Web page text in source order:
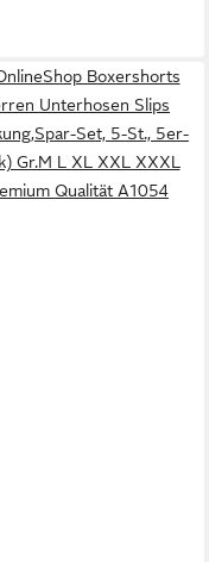
Boxershorts
Unterhosen Slips
Set, 5-St., 5er-
Gr.M L XL XXL XXXL
Qualität A1054